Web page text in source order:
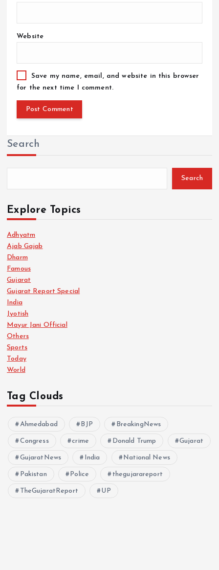
Website
Save my name, email, and website in this browser
for the next time I comment.
Search
Search
Explore Topics
Adhyatm
Ajab Gajab
Dharm
Famous
Gujarat
Gujarat Report Special
India
Jyotish
Mayur Jani Official
Others
Sports
Today
World
Tag Clouds
Ahmedabad BJP BreakingNews
Congress crime Donald Trump Gujarat
GujaratNews India National News
Pakistan Police thegujarareport
TheGujaratReport UP